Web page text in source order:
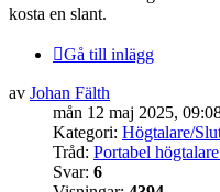
kosta en slant.
Gå till inlägg
av Johan Fälth
mån 12 maj 2025,
Kategori: Högtalare/
Tråd: Portabel
Svar: 6